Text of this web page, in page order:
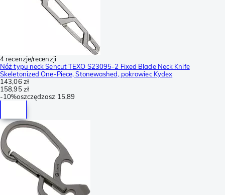
4 recenzje/recenzji
Nóż typu neck Sencut TEXO S23095-2 Fixed Blade Neck Knife
Skeletonized One-Piece, Stonewashed, pokrowiec Kydex
143,06 zł
158,95 zł
-10%oszczędzasz 15,89